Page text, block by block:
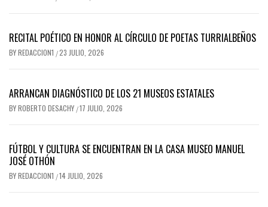
RECITAL POÉTICO EN HONOR AL CÍRCULO DE POETAS TURRIALBEÑOS
BYREDACCION1 /23 JULIO, 2026
ARRANCAN DIAGNÓSTICO DE LOS 21 MUSEOS ESTATALES
BYROBERTO DESACHY /17 JULIO, 2026
FÚTBOL Y CULTURA SE ENCUENTRAN EN LA CASA MUSEO MANUEL
JOSÉ OTHÓN
BYREDACCION1 /14 JULIO, 2026